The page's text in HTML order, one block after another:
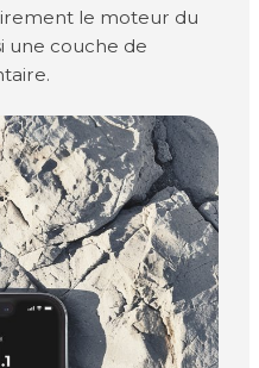
le moteur du
une couche de